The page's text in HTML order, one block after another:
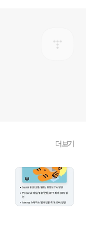
더보기